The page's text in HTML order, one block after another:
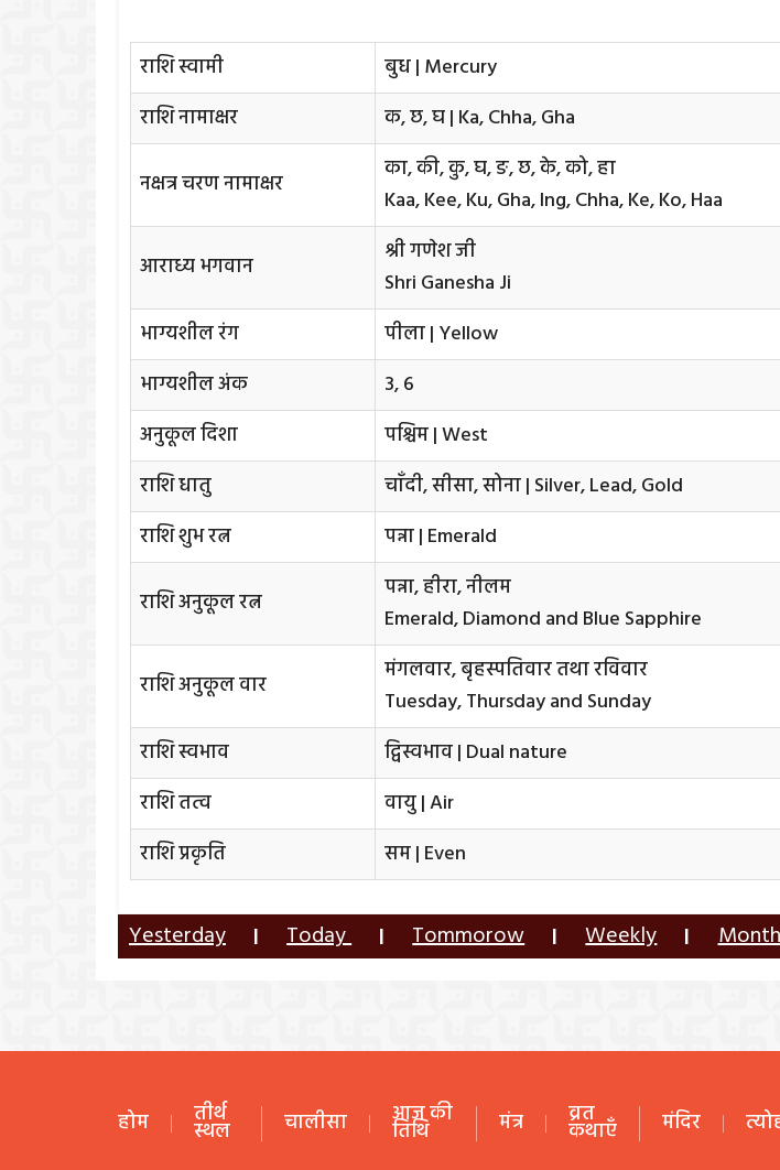
राशि स्वामी
बुध | Mercury
राशि नामाक्षर
क, छ, घ | Ka, Chha, Gha
नक्षत्र चरण नामाक्षर
का, की, कु, घ, ङ, छ, के, को, हा
Kaa, Kee, Ku, Gha, Ing, Chha, Ke, Ko, Haa
आराध्य भगवान
श्री गणेश जी
Shri Ganesha Ji
भाग्यशील रंग
पीला | Yellow
भाग्यशील अंक
3, 6
अनुकूल दिशा
पश्चिम | West
राशि धातु
चाँदी, सीसा, सोना | Silver, Lead, Gold
राशि शुभ रत्न
पन्ना | Emerald
राशि अनुकूल रत्न
पन्ना, हीरा, नीलम
Emerald, Diamond and Blue Sapphire
राशि अनुकूल वार
मंगलवार, बृहस्पतिवार तथा रविवार
Tuesday, Thursday and Sunday
राशि स्वभाव
द्विस्वभाव | Dual nature
राशि तत्व
वायु | Air
राशि प्रकृति
सम | Even
Yesterday | Today | Tommorow | Weekly |
होम तीर्थ
स्थल चालीसा आज की
तिथि मंत्र व्रत
कथाएँ मंदिर